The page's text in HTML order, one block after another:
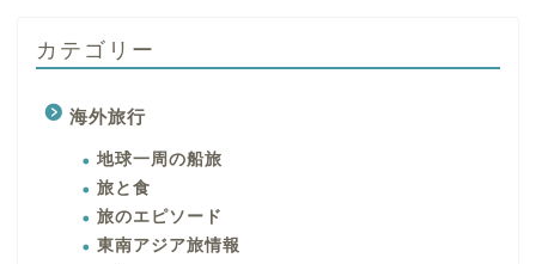
カテゴリー
海外旅行
地球一周の船旅
旅と食
旅のエピソード
東南アジア旅情報